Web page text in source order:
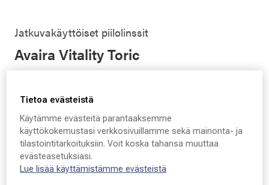
Jatkuvakäyttöiset piilolinssit
Avaira Vitality Toric
Hinta alennettu
47,90 €Alennettu hinta
Alin hinta 30 päivän aikana ennen alennusta: 47,90 € (+43
%)
Synttäriale: kaikki piilolinssit –30 %
Tietoa evästeistä
Käytämme evästeitä parantaaksemme
käyttökokemustasi verkkosivuillamme sekä mainonta- ja
tilastointitarkoituksiin. Voit koska tahansa muuttaa
evästeasetuksiasi.
Lue lisää käyttämistämme evästeistä